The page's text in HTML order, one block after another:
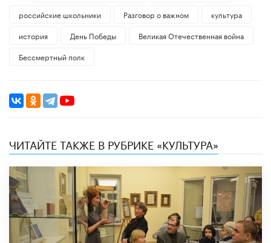
российские школьники
Разговор о важном
культура
история
День Победы
Великая Отечественная война
Бессмертный полк
ЧИТАЙТЕ ТАКЖЕ В РУБРИКЕ «КУЛЬТУРА»